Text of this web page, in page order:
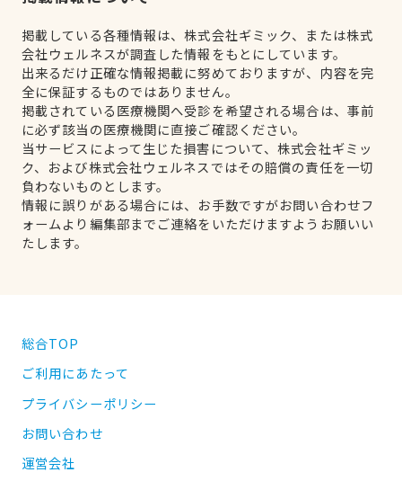
掲載している各種情報は、株式会社ギミック、または株式
会社ウェルネスが調査した情報をもとにしています。
出来るだけ正確な情報掲載に努めておりますが、内容を完
全に保証するものではありません。
掲載されている医療機関へ受診を希望される場合は、事前
に必ず該当の医療機関に直接ご確認ください。
当サービスによって生じた損害について、株式会社ギミッ
ク、および株式会社ウェルネスではその賠償の責任を一切
負わないものとします。
情報に誤りがある場合には、お手数ですがお問い合わせフ
ォームより編集部までご連絡をいただけますようお願いい
たします。
総合TOP
ご利用にあたって
プライバシーポリシー
お問い合わせ
運営会社